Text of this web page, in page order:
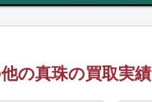
の真珠の買取実績